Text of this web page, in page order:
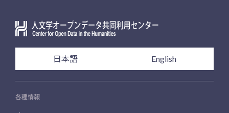
日本語 English
各種情報